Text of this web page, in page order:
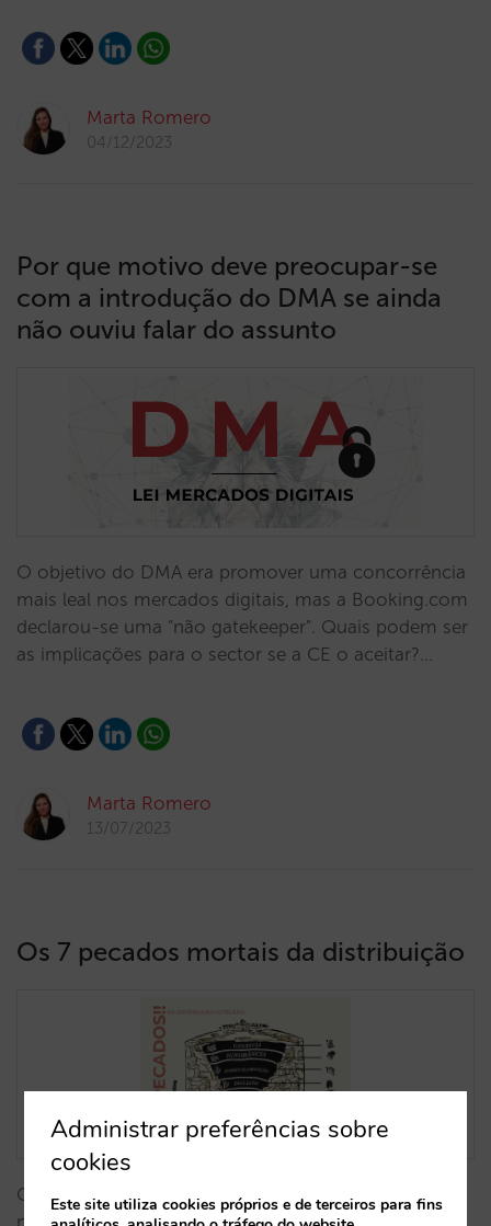
Marta Romero
04/12/2023
Por que motivo deve preocupar-se
com a introdução do DMA se ainda
não ouviu falar do assunto
O objetivo do DMA era promover uma concorrência
mais leal nos mercados digitais, mas a Booking.com
declarou-se uma "não gatekeeper". Quais podem ser
as implicações para o sector se a CE o aceitar?…
Marta Romero
13/07/2023
Os 7 pecados mortais da distribuição
Que práticas deve evitar para que a sua distribuição
não se torne um inferno?…
Administrar preferências sobre
cookies
Este site utiliza cookies próprios e de terceiros para fins